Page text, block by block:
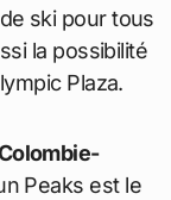
ski pour tous
la possibilité
Plaza.
Peaks est le